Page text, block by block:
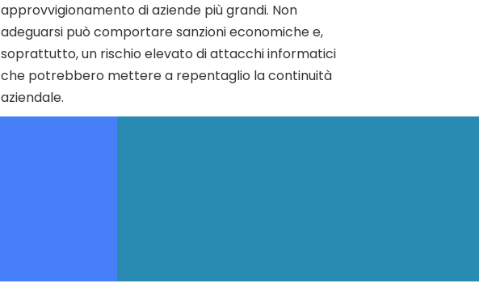
approvvigionamento di aziende più grandi. Non
adeguarsi può comportare sanzioni economiche e,
soprattutto, un rischio elevato di attacchi informatici
che potrebbero mettere a repentaglio la continuità
aziendale.